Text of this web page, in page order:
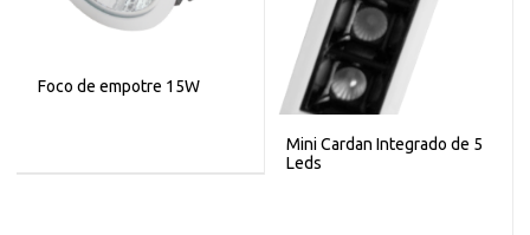
Foco de empotre 15W
Mini Cardan Integrado de 5
Leds